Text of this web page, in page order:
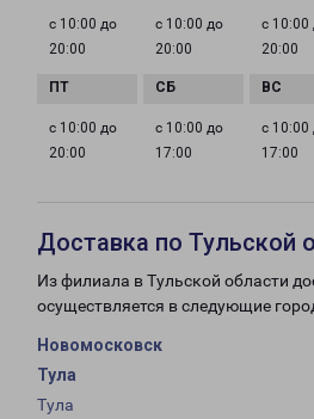
с 10:00 до
20:00
с 10:00 до
20:00
с 10:00
20:00
с 10:00 до
20:00
с 10:00 до
17:00
с 10:00
17:00
Доставка по Тульской
Из филиала в Тульской области
осуществляется в следующие
Новомосковск
Тула
Тула